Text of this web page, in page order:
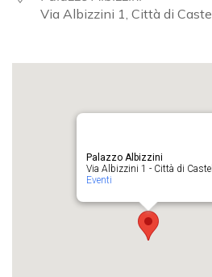
Via Albizzini 1, Città di
Palazzo Albizzini
Via Albizzini 1 - Città di
Eventi